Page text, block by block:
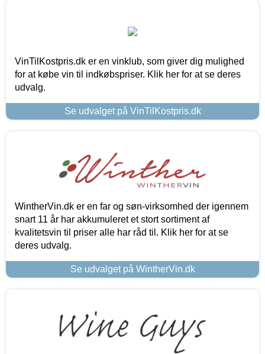
VinTilKostpris.dk er en vinklub, som giver dig mulighed
for at købe vin til indkøbspriser. Klik her for at se deres
udvalg.
Se udvalget på VinTilKostpris.dk
WintherVin.dk er en far og søn-virksomhed der igennem
snart 11 år har akkumuleret et stort sortiment af
kvalitetsvin til priser alle har råd til. Klik her for at se
deres udvalg.
Se udvalget på WintherVin.dk